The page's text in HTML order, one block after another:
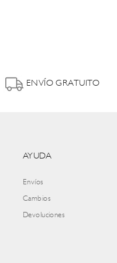
ENVÍO GRATUITO
AYUDA
Envíos
Cambios
Devoluciones